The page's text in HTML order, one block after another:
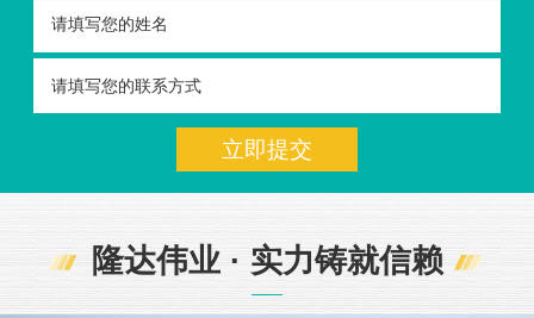
隆达伟业 · 实力铸就信赖